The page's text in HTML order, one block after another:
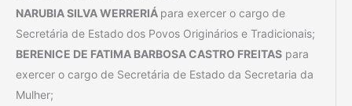
NARUBIA SILVA WERRERIÁ para exercer o cargo de
Secretária de Estado dos Povos Originários e Tradicionais;
BERENICE DE FATIMA BARBOSA CASTRO FREITAS para
exercer o cargo de Secretária de Estado da Secretaria da
Mulher;